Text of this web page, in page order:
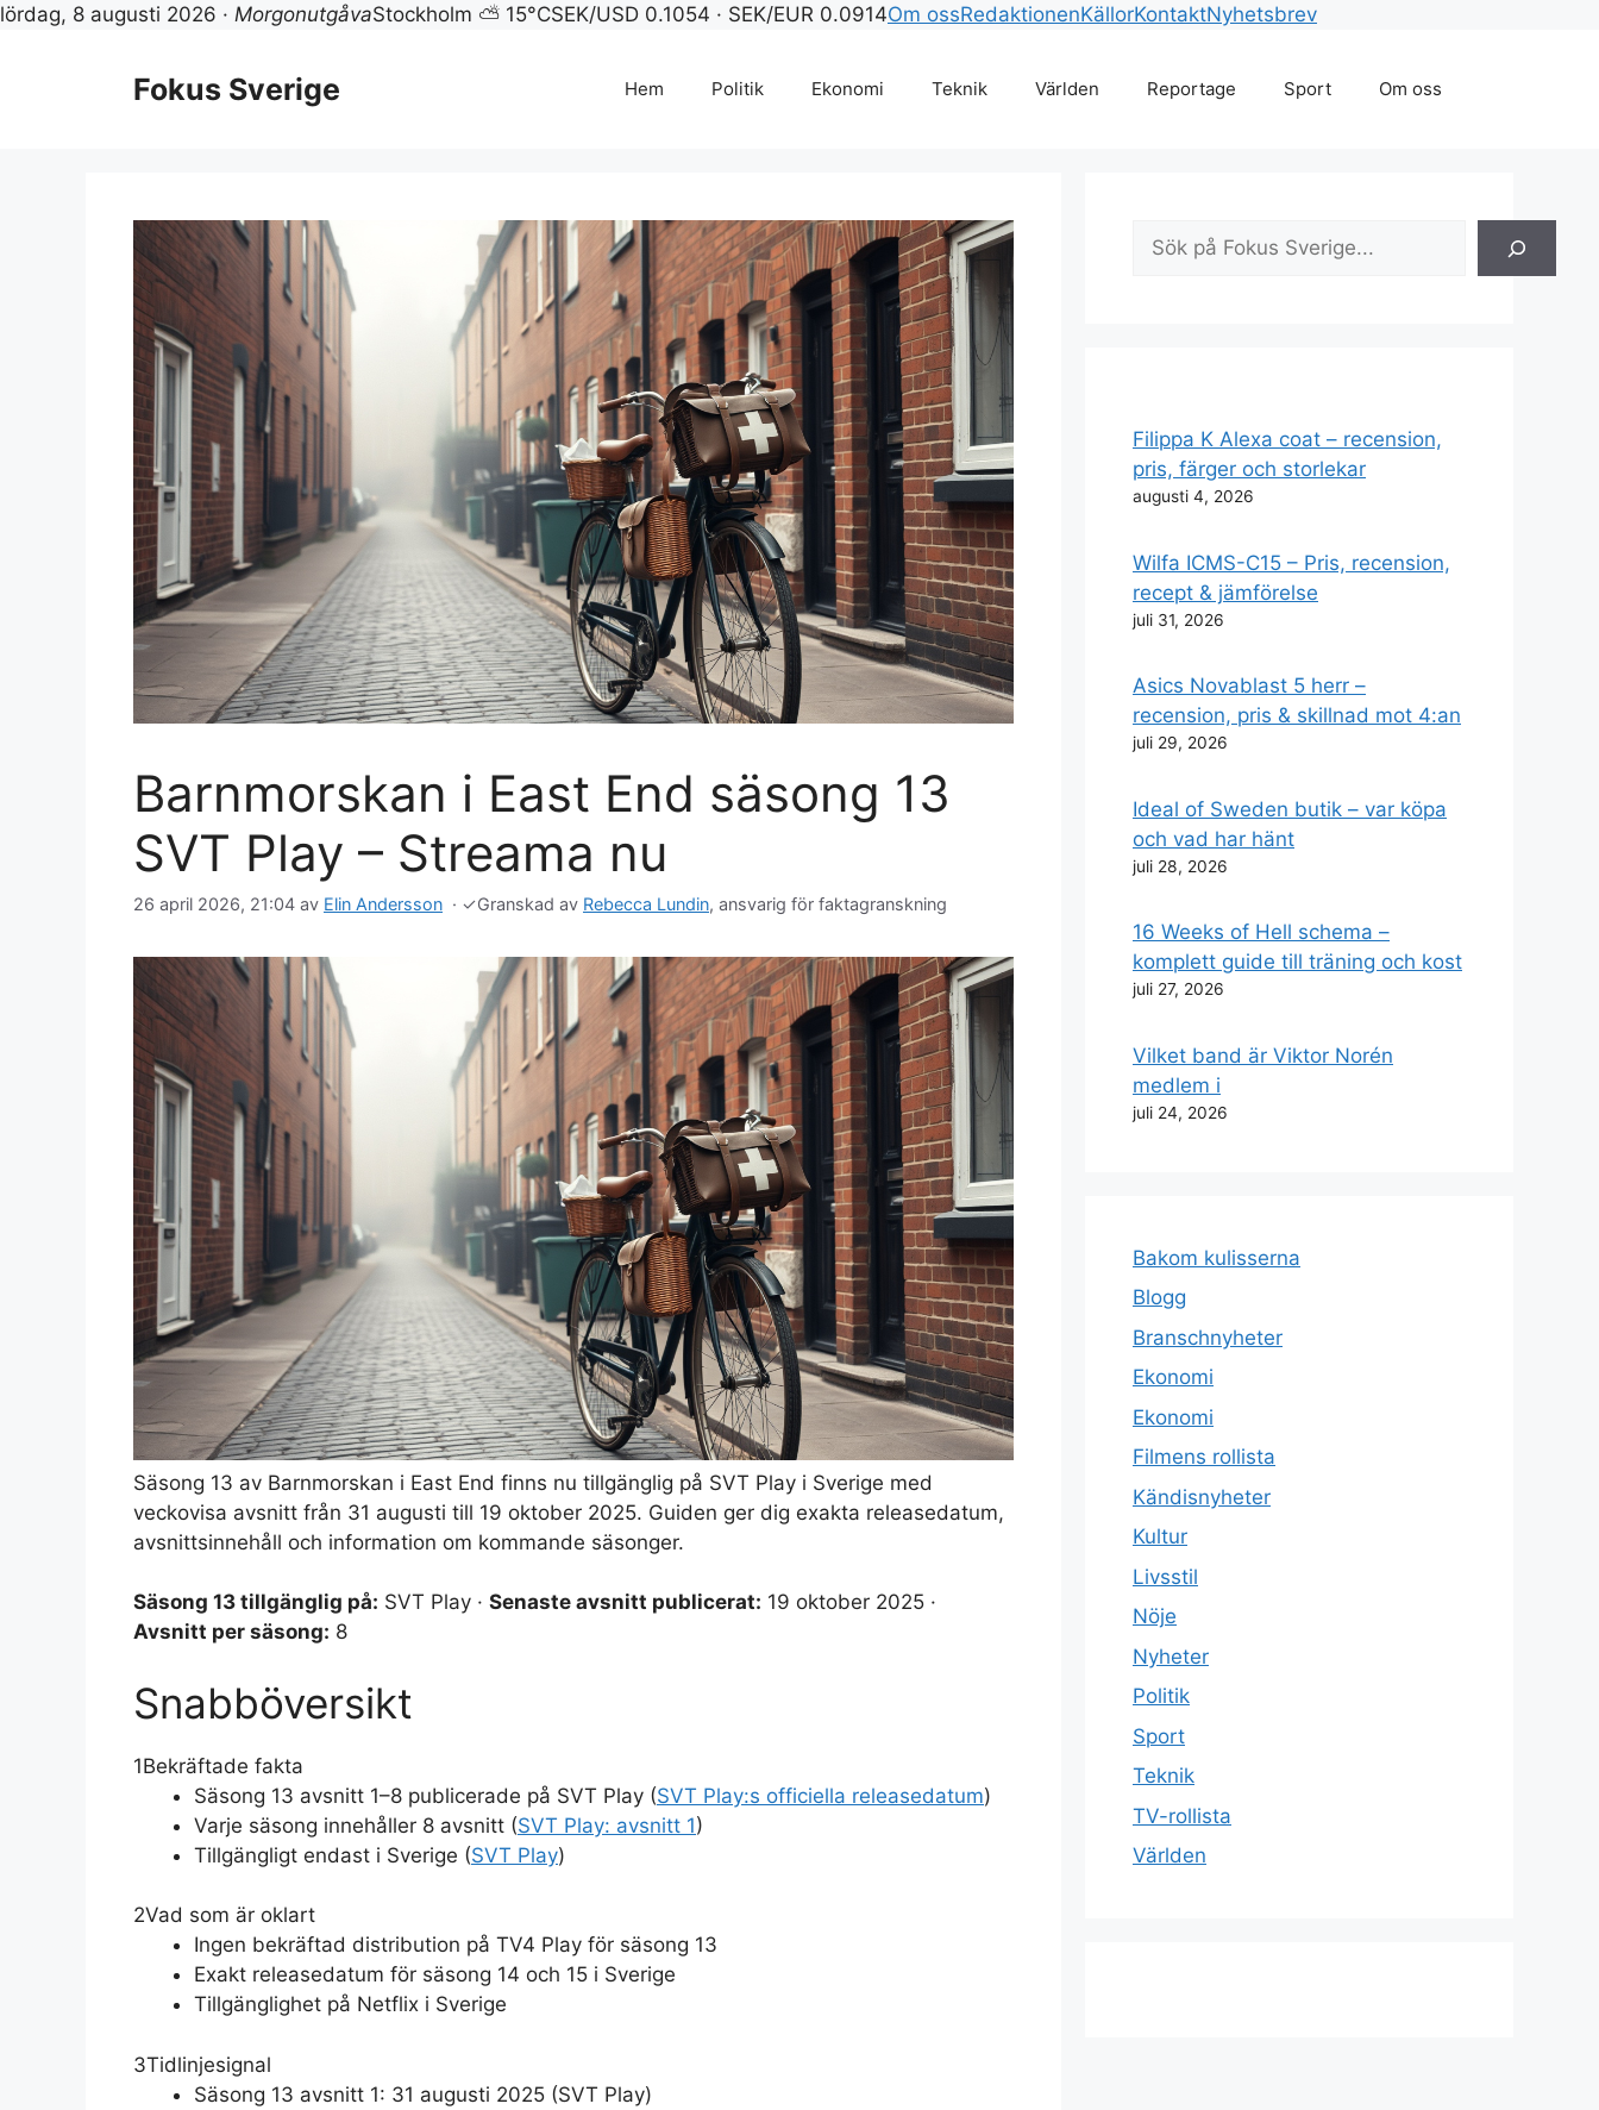
lördag, 8 augusti 2026 · MorgonutgåvaStockholm ⛅ 15°CSEK/USD 0.1054 · SEK/EUR 0.0914Om ossRedaktionenKällorKontaktNyhetsbrev
Fokus Sverige Hem Politik Ekonomi Teknik Världen Reportage Sport Om oss
Barnmorskan i East End säsong 13
SVT Play – Streama nu
26 april 2026, 21:04 av Elin Andersson · ✓Granskad av Rebecca Lundin, ansvarig för faktagranskning
Säsong 13 av Barnmorskan i East End finns nu tillgänglig på SVT Play i Sverige med
veckovisa avsnitt från 31 augusti till 19 oktober 2025. Guiden ger dig exakta releasedatum,
avsnittsinnehåll och information om kommande säsonger.
Säsong 13 tillgänglig på: SVT Play · Senaste avsnitt publicerat: 19 oktober 2025 ·
Avsnitt per säsong: 8
Snabböversikt
1Bekräftade fakta
Säsong 13 avsnitt 1–8 publicerade på SVT Play (SVT Play:s officiella releasedatum)
Varje säsong innehåller 8 avsnitt (SVT Play: avsnitt 1)
Tillgängligt endast i Sverige (SVT Play)
2Vad som är oklart
Ingen bekräftad distribution på TV4 Play för säsong 13
Exakt releasedatum för säsong 14 och 15 i Sverige
Tillgänglighet på Netflix i Sverige
3Tidlinjesignal
Säsong 13 avsnitt 1: 31 augusti 2025 (SVT Play)
Sök
Filippa K Alexa coat – recension,
pris, färger och storlekar
augusti 4, 2026
Wilfa ICMS-C15 – Pris, recension,
recept & jämförelse
juli 31, 2026
Asics Novablast 5 herr –
recension, pris & skillnad mot 4:an
juli 29, 2026
Ideal of Sweden butik – var köpa
och vad har hänt
juli 28, 2026
16 Weeks of Hell schema –
komplett guide till träning och kost
juli 27, 2026
Vilket band är Viktor Norén
medlem i
juli 24, 2026
Bakom kulisserna
Blogg
Branschnyheter
Ekonomi
Ekonomi
Filmens rollista
Kändisnyheter
Kultur
Livsstil
Nöje
Nyheter
Politik
Sport
Teknik
TV-rollista
Världen